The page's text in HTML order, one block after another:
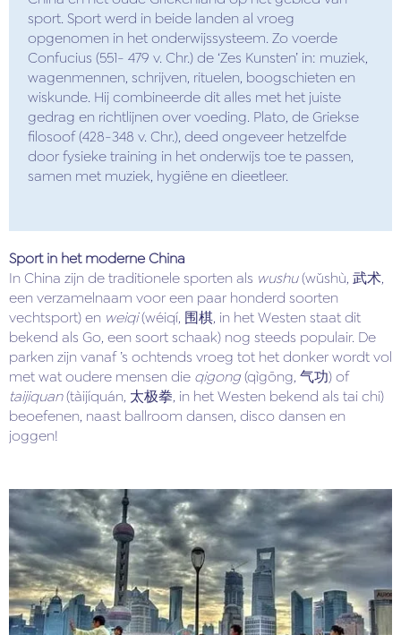
sport. Sport werd in beide landen al vroeg
opgenomen in het onderwijssysteem. Zo voerde
Confucius (551- 479 v. Chr.) de ‘Zes Kunsten’ in: muziek,
wagenmennen, schrijven, rituelen, boogschieten en
wiskunde. Hij combineerde dit alles met het juiste
gedrag en richtlijnen over voeding. Plato, de Griekse
filosoof (428-348 v. Chr.), deed ongeveer hetzelfde
door fysieke training in het onderwijs toe te passen,
samen met muziek, hygiëne en dieetleer.
Sport in het moderne China
In China zijn de traditionele sporten als wushu(wǔshù, 武术,
een verzamelnaam voor een paar honderd soorten
vechtsport) en weiqi(wéiqí, 围棋, in het Westen staat dit
bekend als Go, een soort schaak) nog steeds populair. De
parken zijn vanaf ’s ochtends vroeg tot het donker wordt vol
met wat oudere mensen die qigong(qìgōng, 气功) of
taijiquan(tàijíquán, 太极拳, in het Westen bekend als tai chi)
beoefenen, naast ballroom dansen, disco dansen en
joggen!